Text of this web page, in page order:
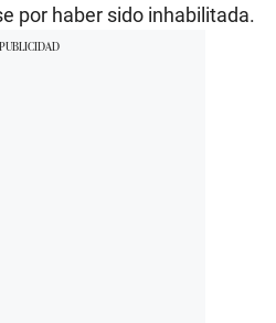
por haber sido inhabilitada.